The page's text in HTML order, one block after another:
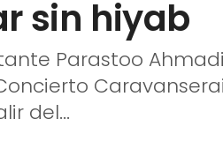
sin hiyab
Parastoo
del...